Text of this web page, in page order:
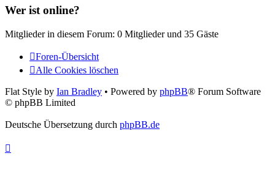
Wer ist online?
Mitglieder in diesem Forum: 0 Mitglieder und 35 Gäste
Foren-Übersicht
Alle Cookies löschen
Flat Style by Ian Bradley • Powered by phpBB® Forum Software
© phpBB Limited
Deutsche Übersetzung durch phpBB.de